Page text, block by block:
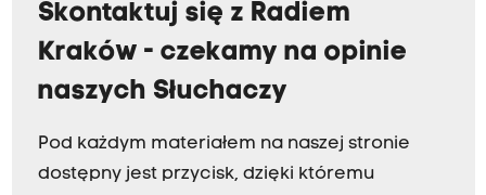
Skontaktuj się z Radiem
Kraków - czekamy na opinie
naszych Słuchaczy
Pod każdym materiałem na naszej stronie
dostępny jest przycisk, dzięki któremu